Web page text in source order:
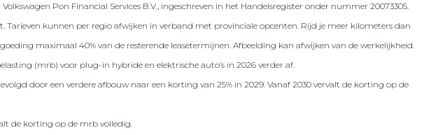
Pon Financial Services B.V., ingeschreven in het Handelsregister onder nummer 20073305.
Tarieven kunnen per regio afwijken in verband met provinciale opcenten. Rijd je meer kilometers dan
maximaal 40% van de resterende leasetermijnen. Afbeelding kan afwijken van de werkelijkheid.
(mrb) voor plug-in hybride en elektrische auto’s in 2026 verder af.
door een verdere afbouw naar een korting van 25% in 2029. Vanaf 2030 vervalt de korting op de
de korting op de mrb volledig.